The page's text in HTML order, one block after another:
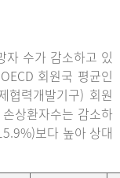
자 수가 감소하고 있
회원국 평균인
협력개발기구) 회원
상환자수는 감소하
보다 높아 상대